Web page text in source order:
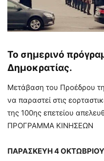
Το σημερινό
Δημοκρατίας.
Μετάβαση του Προέδρου
να παραστεί στις
της 100ης επετείου
ΠΡΟΓΡΑΜΜΑ ΚΙΝΗΣΕΩΝ
ΠΑΡΑΣΚΕΥΗ 4